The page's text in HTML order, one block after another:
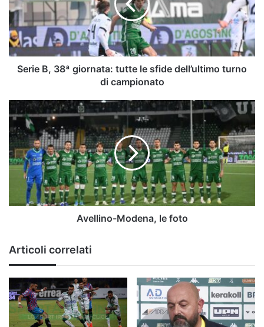
tutte
le
sfide
dell’ultimo
turno
Serie B, 38ª giornata: tutte le sfide dell’ultimo turno
di campionato
Avellino-
Modena,
le
foto
Avellino-Modena, le foto
Articoli correlati